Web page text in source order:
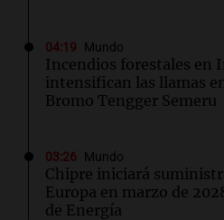
04:19 Mundo
Incendios forestales en
intensifican las llamas
Bromo Tengger Semeru
03:26 Mundo
Chipre iniciará
Europa en marzo de
de Energía